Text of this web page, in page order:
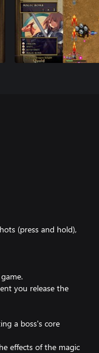
(press and hold),
you release the
a boss's core
effects of the magic